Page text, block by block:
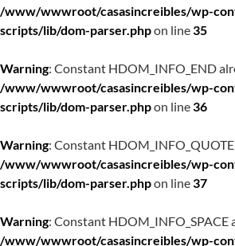
/www/wwwroot/casasincreibles/wp-
scripts/lib/dom-parser.phpon line35
Warning: Constant HDOM_INFO_END
/www/wwwroot/casasincreibles/wp-
scripts/lib/dom-parser.phpon line36
Warning: Constant
/www/wwwroot/casasincreibles/wp-
scripts/lib/dom-parser.phpon line37
Warning: Constant HDOM_INFO_SPACE
/www/wwwroot/casasincreibles/wp-